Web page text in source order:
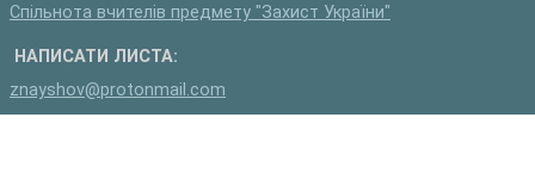
Спільнота вчителів предмету "Захист України"
НАПИСАТИ ЛИСТА:
znayshov@protonmail.com